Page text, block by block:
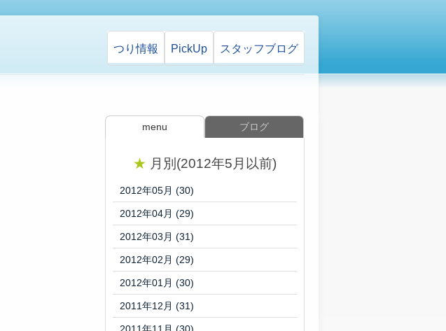
つり情報 PickUp スタッフブログ
menu ブログ
★ 月別(2012年5月以前)
2012年05月 (30)
2012年04月 (29)
2012年03月 (31)
2012年02月 (29)
2012年01月 (30)
2011年12月 (31)